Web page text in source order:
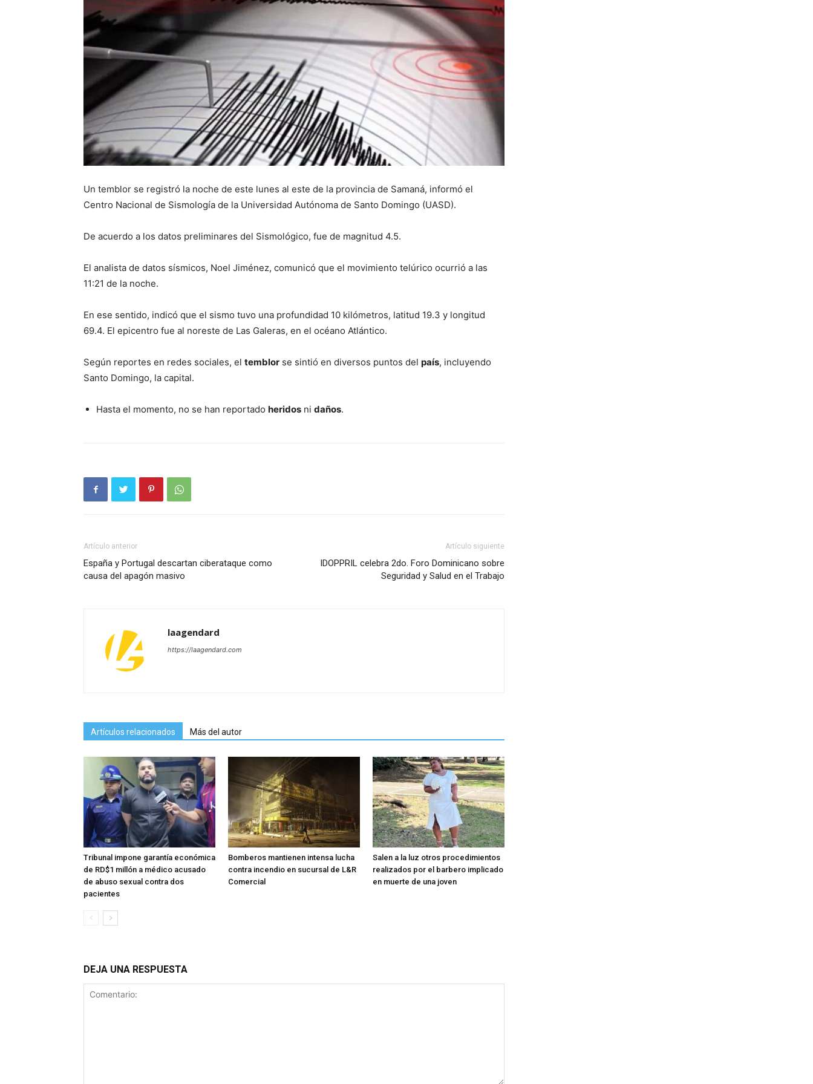
Un temblor se registró la noche de este lunes al este de la provincia de Samaná, informó el
Centro Nacional de Sismología de la Universidad Autónoma de Santo Domingo (UASD).
De acuerdo a los datos preliminares del Sismológico, fue de magnitud 4.5.
El analista de datos sísmicos, Noel Jiménez, comunicó que el movimiento telúrico ocurrió a las
11:21 de la noche.
En ese sentido, indicó que el sismo tuvo una profundidad 10 kilómetros, latitud 19.3 y longitud
69.4. El epicentro fue al noreste de Las Galeras, en el océano Atlántico.
Según reportes en redes sociales, el temblor se sintió en diversos puntos del país, incluyendo
Santo Domingo, la capital.
Hasta el momento, no se han reportado heridos ni daños.
Artículo anterior
España y Portugal descartan ciberataque como
causa del apagón masivo
Artículo siguiente
IDOPPRIL celebra 2do. Foro Dominicano sobre
Seguridad y Salud en el Trabajo
laagendard
https://laagendard.com
Artículos relacionados Más del autor
Tribunal impone garantía económica
de RD$1 millón a médico acusado
de abuso sexual contra dos
pacientes
Bomberos mantienen intensa lucha
contra incendio en sucursal de L&R
Comercial
Salen a la luz otros procedimientos
realizados por el barbero implicado
en muerte de una joven
DEJA UNA RESPUESTA